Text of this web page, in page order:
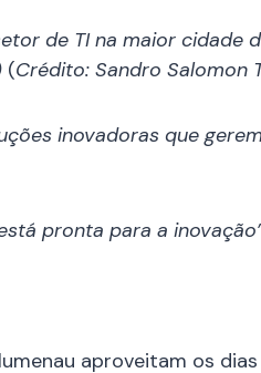
de TI na maior cidade
(Crédito: Sandro Salomon
inovadoras que
pronta para a
aproveitam os